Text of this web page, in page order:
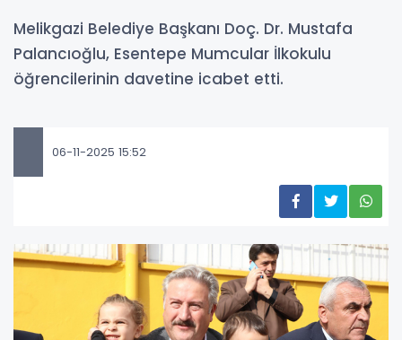
Melikgazi Belediye Başkanı Doç. Dr. Mustafa
Palancıoğlu, Esentepe Mumcular İlkokulu
öğrencilerinin davetine icabet etti.
06-11-2025 15:52